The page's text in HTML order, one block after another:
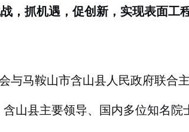
，抓机遇，促创新，实现表面工
与马鞍山市含山县人民政府联合
山县主要领导、国内多位知名